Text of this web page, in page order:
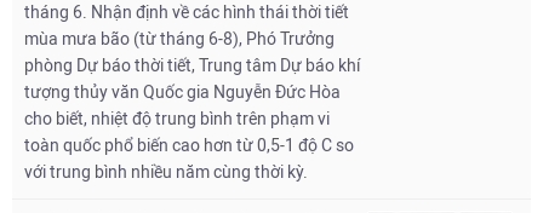
tháng 6. Nhận định về các hình thái thời tiết
mùa mưa bão (từ tháng 6-8), Phó Trưởng
phòng Dự báo thời tiết, Trung tâm Dự báo khí
tượng thủy văn Quốc gia Nguyễn Đức Hòa
cho biết, nhiệt độ trung bình trên phạm vi
toàn quốc phổ biến cao hơn từ 0,5-1 độ C so
với trung bình nhiều năm cùng thời kỳ.